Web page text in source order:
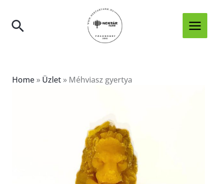
contentSearch
Home» Üzlet» Méhviasz gyertya